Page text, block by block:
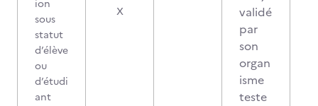
ion
sous
statut
d’élève
ou
d’étudi
ant
X
validé
par
son
organ
isme
teste